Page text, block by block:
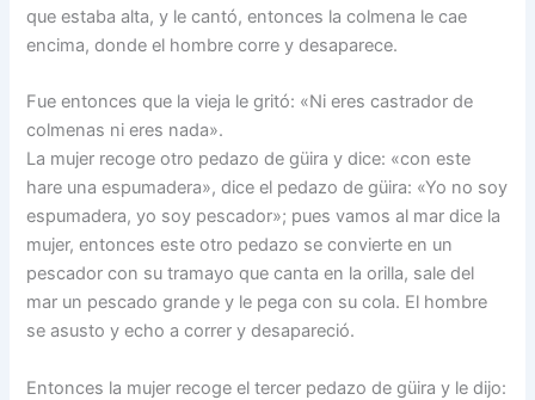
que estaba alta, y le cantó, entonces la colmena le cae
encima, donde el hombre corre y desaparece.
Fue entonces que la vieja le gritó: «Ni eres castrador de
colmenas ni eres nada».
La mujer recoge otro pedazo de güira y dice: «con este
hare una espumadera», dice el pedazo de güira: «Yo no soy
espumadera, yo soy pescador»; pues vamos al mar dice la
mujer, entonces este otro pedazo se convierte en un
pescador con su tramayo que canta en la orilla, sale del
mar un pescado grande y le pega con su cola. El hombre
se asusto y echo a correr y desapareció.
Entonces la mujer recoge el tercer pedazo de güira y le dijo: